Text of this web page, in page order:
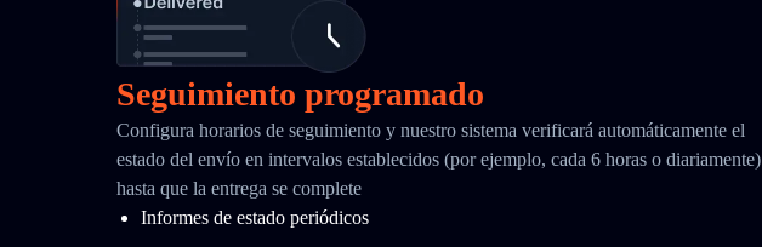
Seguimiento programado
Configura horarios de seguimiento y nuestro sistema verificará automáticamente el
estado del envío en intervalos establecidos (por ejemplo, cada 6 horas o diariamente)
hasta que la entrega se complete
Informes de estado periódicos